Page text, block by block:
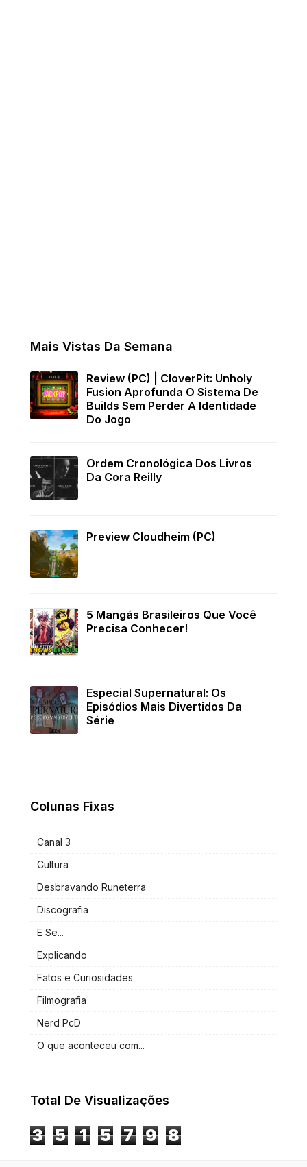
Mais Vistas Da Semana
Review (PC) | CloverPit: Unholy
Fusion Aprofunda O Sistema De
Builds Sem Perder A Identidade
Do Jogo
Ordem Cronológica Dos Livros
Da Cora Reilly
Preview Cloudheim (PC)
5 Mangás Brasileiros Que Você
Precisa Conhecer!
Especial Supernatural: Os
Episódios Mais Divertidos Da
Série
Colunas Fixas
Canal 3
Cultura
Desbravando Runeterra
Discografia
E Se...
Explicando
Fatos e Curiosidades
Filmografia
Nerd PcD
O que aconteceu com...
Total De Visualizações
3 5 1 5 7 9 8